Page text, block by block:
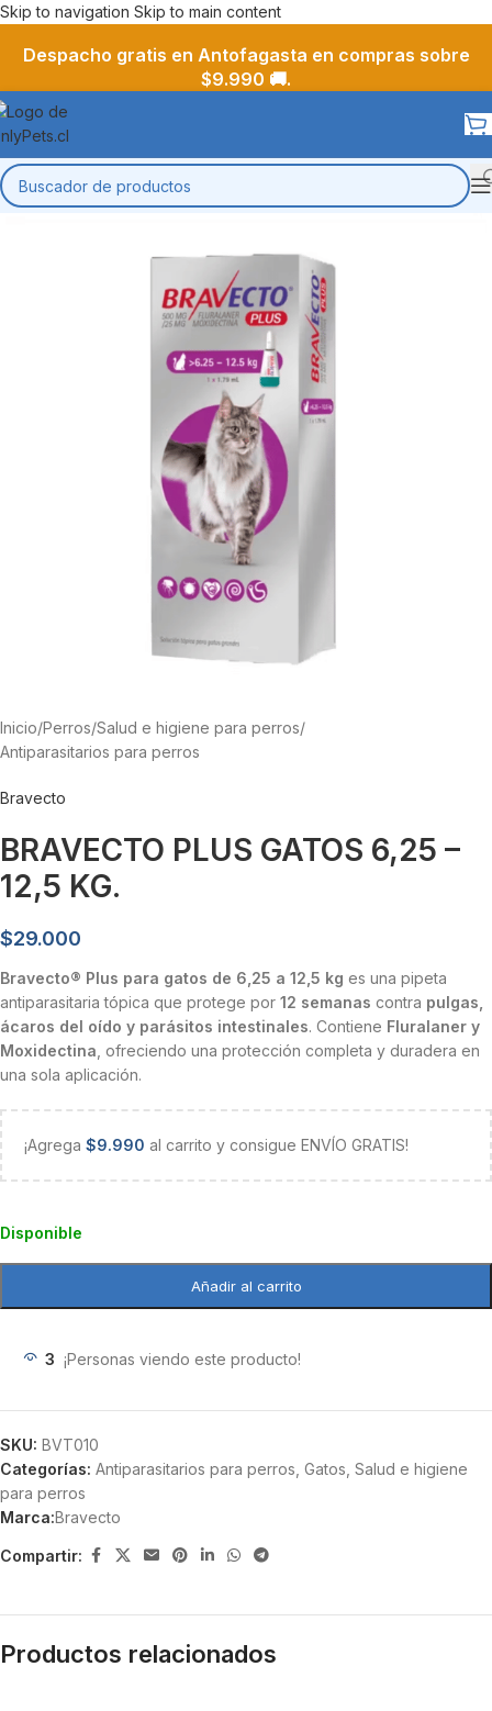
Skip to navigation Skip to main content
Despacho gratis en Antofagasta en compras sobre
$9.990 🚚.
Inicio/Perros/Salud e higiene para perros/
Antiparasitarios para perros
Bravecto
BRAVECTO PLUS GATOS 6,25 –
12,5 KG.
$29.000
Bravecto® Plus para gatos de 6,25 a 12,5 kg es una pipeta
antiparasitaria tópica que protege por 12 semanas contra pulgas,
ácaros del oído y parásitos intestinales. Contiene Fluralaner y
Moxidectina , ofreciendo una protección completa y duradera en
una sola aplicación.
¡Agrega $9.990 al carrito y consigue ENVÍO GRATIS!
Disponible
Añadir al carrito
3 ¡Personas viendo este producto!
SKU: BVT010
Categorías: Antiparasitarios para perros Gatos Salud e higiene
para perros
Marca:Bravecto
Compartir:
Productos relacionados